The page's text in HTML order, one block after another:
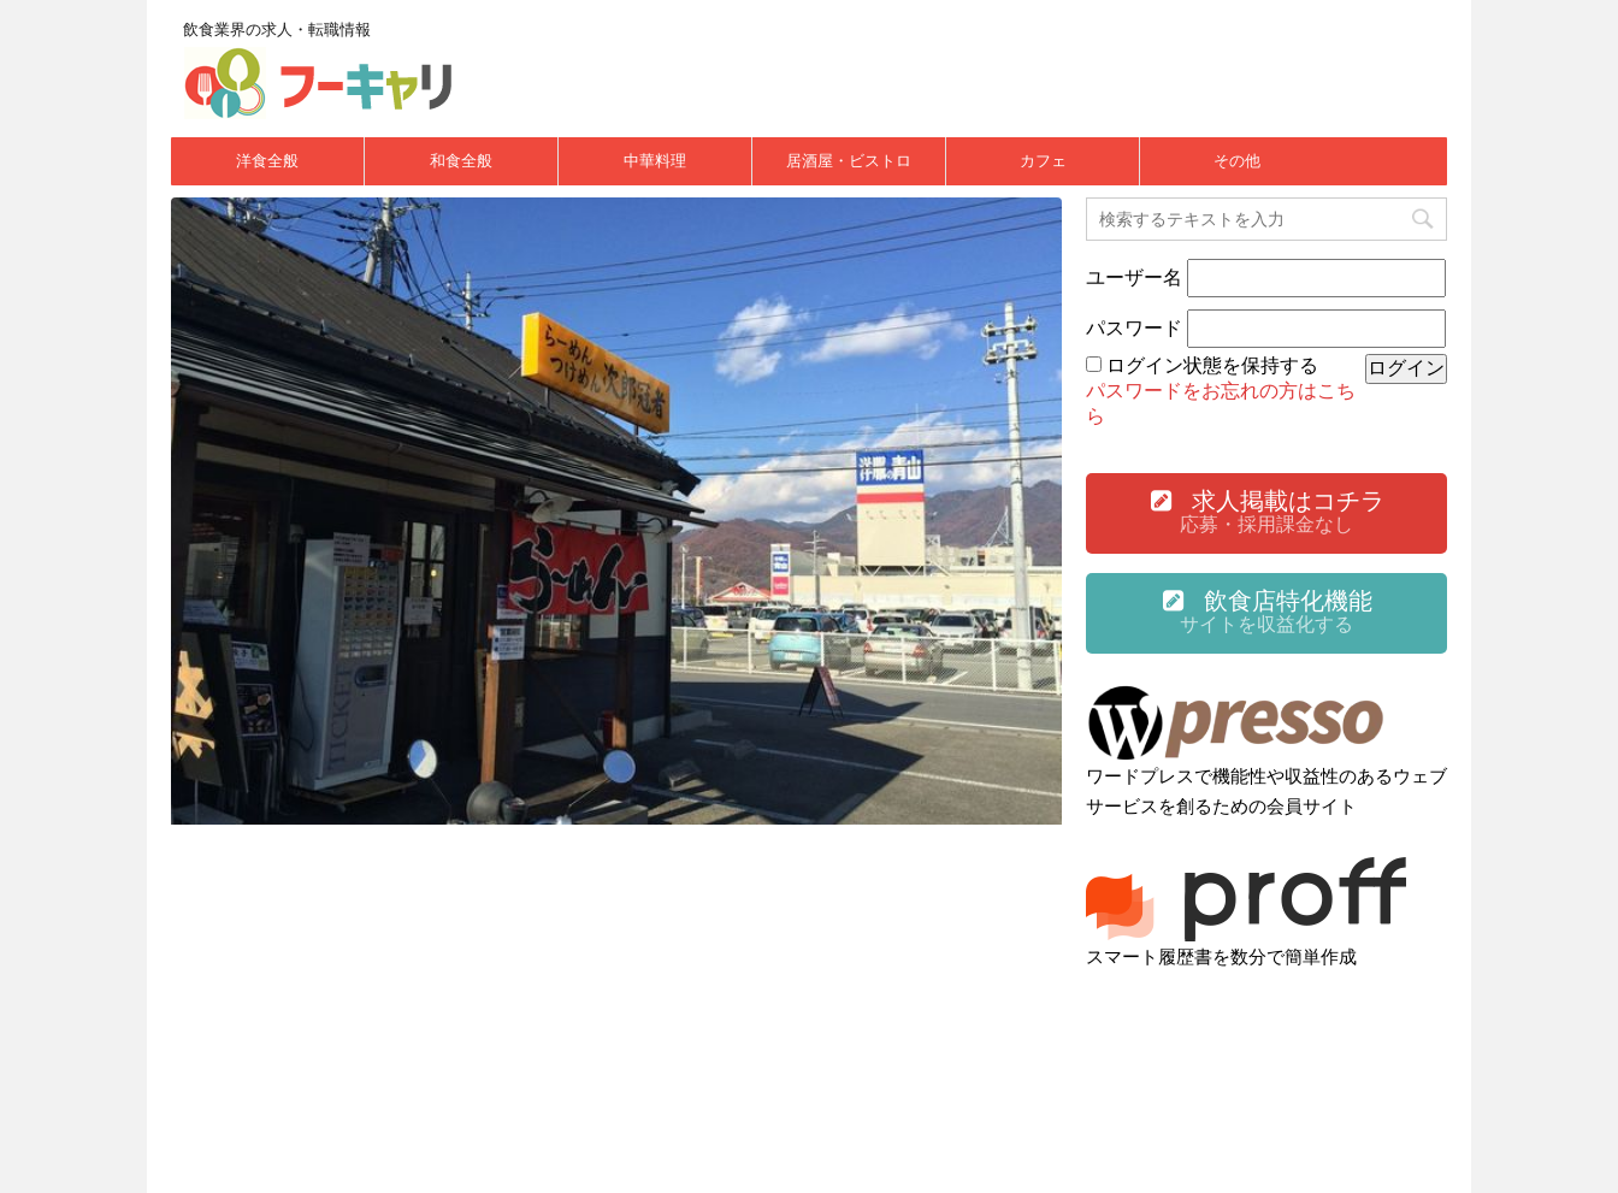
飲食業界の求人・転職情報
洋食全般 和食全般 中華料理 居酒屋・ビストロ カフェ その他
ユーザー名
パスワード
ログイン状態を保持する
パスワードをお忘れの方はこち
ら
求人掲載はコチラ
応募・採用課金なし
飲食店特化機能
サイトを収益化する
ワードプレスで機能性や収益性のあるウェブ
サービスを創るための会員サイト
スマート履歴書を数分で簡単作成